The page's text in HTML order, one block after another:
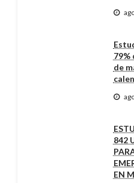
79%
de
842
EN